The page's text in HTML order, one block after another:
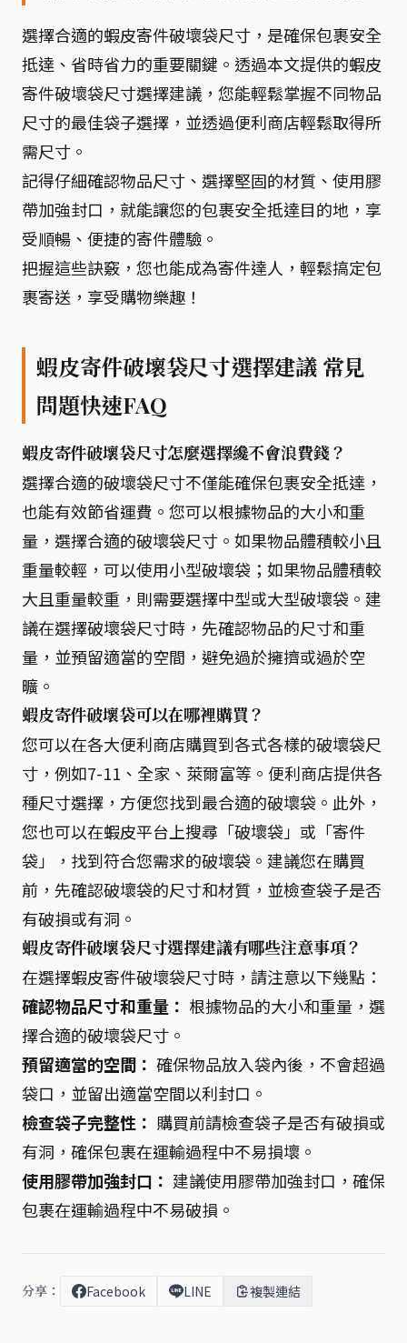
選擇合適的蝦皮寄件破壞袋尺寸，是確保包裹安全
抵達、省時省力的重要關鍵。透過本文提供的蝦皮
寄件破壞袋尺寸選擇建議，您能輕鬆掌握不同物品
尺寸的最佳袋子選擇，並透過便利商店輕鬆取得所
需尺寸。
記得仔細確認物品尺寸、選擇堅固的材質、使用膠
帶加強封口，就能讓您的包裹安全抵達目的地，享
受順暢、便捷的寄件體驗。
把握這些訣竅，您也能成為寄件達人，輕鬆搞定包
裹寄送，享受購物樂趣！
蝦皮寄件破壞袋尺寸選擇建議 常見
問題快速FAQ
蝦皮寄件破壞袋尺寸怎麼選擇纔不會浪費錢？
選擇合適的破壞袋尺寸不僅能確保包裹安全抵達，
也能有效節省運費。您可以根據物品的大小和重
量，選擇合適的破壞袋尺寸。如果物品體積較小且
重量較輕，可以使用小型破壞袋；如果物品體積較
大且重量較重，則需要選擇中型或大型破壞袋。建
議在選擇破壞袋尺寸時，先確認物品的尺寸和重
量，並預留適當的空間，避免過於擁擠或過於空
曠。
蝦皮寄件破壞袋可以在哪裡購買？
您可以在各大便利商店購買到各式各樣的破壞袋尺
寸，例如7-11、全家、萊爾富等。便利商店提供各
種尺寸選擇，方便您找到最合適的破壞袋。此外，
您也可以在蝦皮平台上搜尋「破壞袋」或「寄件
袋」，找到符合您需求的破壞袋。建議您在購買
前，先確認破壞袋的尺寸和材質，並檢查袋子是否
有破損或有洞。
蝦皮寄件破壞袋尺寸選擇建議有哪些注意事項？
在選擇蝦皮寄件破壞袋尺寸時，請注意以下幾點：
確認物品尺寸和重量： 根據物品的大小和重量，選
擇合適的破壞袋尺寸。
預留適當的空間： 確保物品放入袋內後，不會超過
袋口，並留出適當空間以利封口。
檢查袋子完整性： 購買前請檢查袋子是否有破損或
有洞，確保包裹在運輸過程中不易損壞。
使用膠帶加強封口： 建議使用膠帶加強封口，確保
包裹在運輸過程中不易破損。
分享： Facebook LINE 複製連結